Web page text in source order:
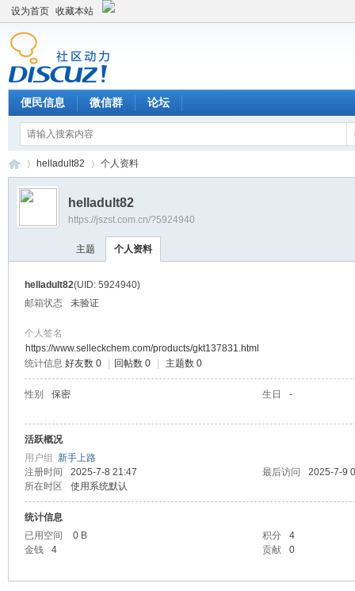
设为首页 收藏本站
便民信息 微信群 论坛
›
helladult82 个人资料
helladult82
https://jszst.com.cn/?5924940
主题 个人资料
helladult82(UID: 5924940)
邮箱状态
未验证
个人签名
https://www.selleckchem.com/products/gkt137831.html
统计信息 好友数 0 回帖数 0 主题数 0
性别 保密 生日 -
活跃概况
用户组 新手上路
注册时间
2025-7-8 21:47 最后访问
2025-7-9
所在时区
使用系统默认
统计信息
已用空间
0 B 积分
4
金钱
4 贡献 0